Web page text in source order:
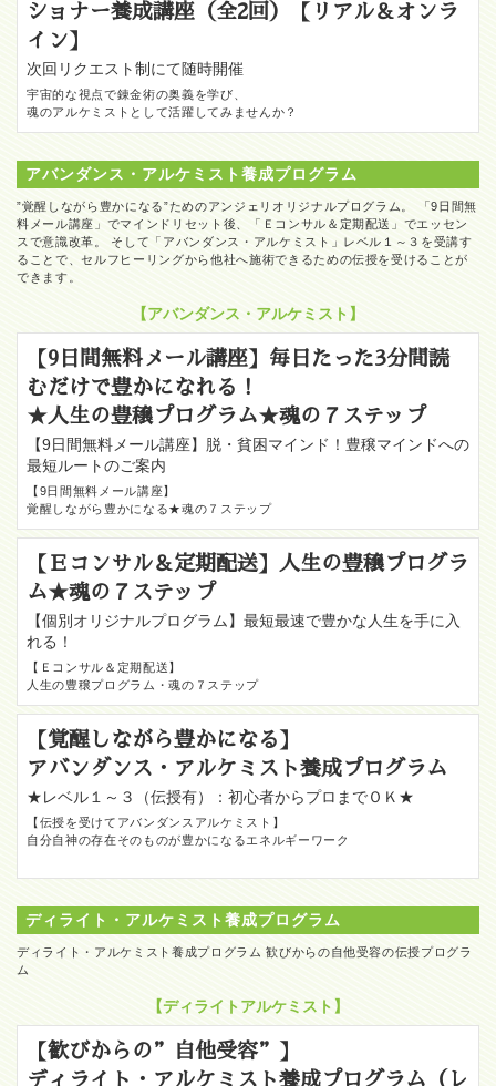
ショナー養成講座（全2回）【リアル＆オンラ
イン】
次回リクエスト制にて随時開催
宇宙的な視点で錬金術の奥義を学び、
魂のアルケミストとして活躍してみませんか？
アバンダンス・アルケミスト養成プログラム
”覚醒しながら豊かになる”ためのアンジェリオリジナルプログラム。 「9日間無
料メール講座」でマインドリセット後、「Ｅコンサル＆定期配送」でエッセン
スで意識改革。 そして「アバンダンス・アルケミスト」レベル１～３を受講す
ることで、セルフヒーリングから他社へ施術できるための伝授を受けることが
できます。
【アバンダンス・アルケミスト】
【9日間無料メール講座】毎日たった3分間読
むだけで豊かになれる！
★人生の豊穣プログラム★魂の７ステップ
【9日間無料メール講座】脱・貧困マインド！豊穣マインドへの
最短ルートのご案内
【9日間無料メール講座】
覚醒しながら豊かになる★魂の７ステップ
【Ｅコンサル＆定期配送】人生の豊穣プログラ
ム★魂の７ステップ
【個別オリジナルプログラム】最短最速で豊かな人生を手に入
れる！
【Ｅコンサル＆定期配送】
人生の豊穣プログラム・魂の７ステップ
【覚醒しながら豊かになる】
アバンダンス・アルケミスト養成プログラム
★レベル１～３（伝授有）：初心者からプロまでＯＫ★
【伝授を受けてアバンダンスアルケミスト】
自分自神の存在そのものが豊かになるエネルギーワーク
ディライト・アルケミスト養成プログラム
ディライト・アルケミスト養成プログラム 歓びからの自他受容の伝授プログラ
ム
【ディライトアルケミスト】
【歓びからの”自他受容”】
ディライト・アルケミスト養成プログラム（レ